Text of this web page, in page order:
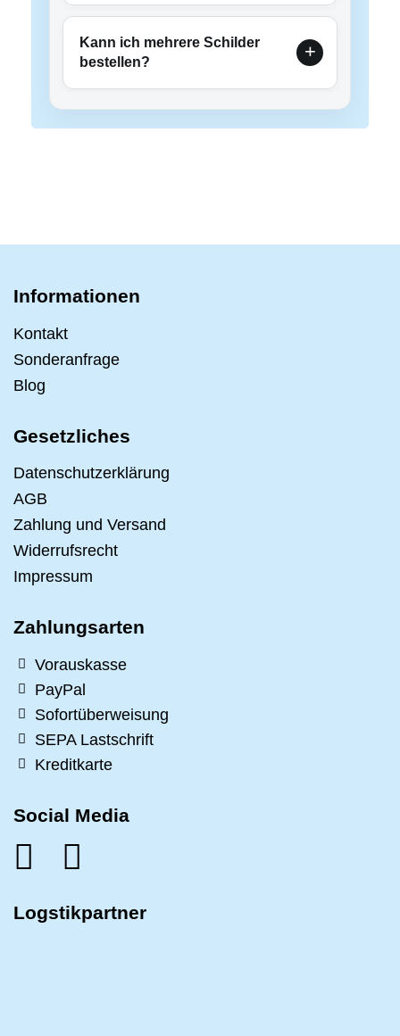
Kann ich mehrere Schilder
bestellen?
Informationen
Kontakt
Sonderanfrage
Blog
Gesetzliches
Datenschutzerklärung
AGB
Zahlung und Versand
Widerrufsrecht
Impressum
Zahlungsarten
Vorauskasse
PayPal
Sofortüberweisung
SEPA Lastschrift
Kreditkarte
Social Media
Logstikpartner